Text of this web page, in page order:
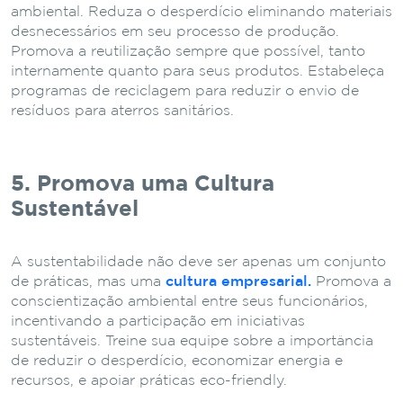
ambiental. Reduza o desperdício eliminando materiais
desnecessários em seu processo de produção.
Promova a reutilização sempre que possível, tanto
internamente quanto para seus produtos. Estabeleça
programas de reciclagem para reduzir o envio de
resíduos para aterros sanitários.
5. Promova uma Cultura
Sustentável
A sustentabilidade não deve ser apenas um conjunto
de práticas, mas uma cultura empresarial. Promova a
conscientização ambiental entre seus funcionários,
incentivando a participação em iniciativas
sustentáveis. Treine sua equipe sobre a importância
de reduzir o desperdício, economizar energia e
recursos, e apoiar práticas eco-friendly.